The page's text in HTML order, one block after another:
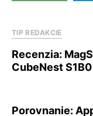
TIP REDAKCIE
Recenzia:
CubeNest S1B0
Porovnanie: